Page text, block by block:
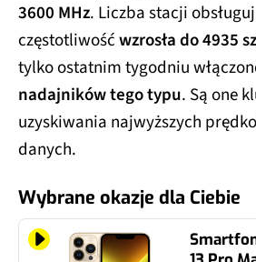
3600 MHz. Liczba stacji
częstotliwośćwzrosła do 4935
tylko ostatnim tygodniu
nadajników tego typu. Są one
uzyskiwania najwyższych
danych.
Wybrane okazje dla Ciebie